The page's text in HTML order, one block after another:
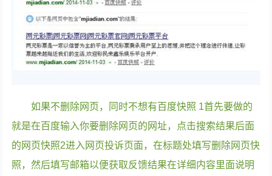
如果不删除网页，同时不想有百度快照 1首先要做的
就是在百度输入你要删除网页的网址，点击搜索结果后面
的网页快照2进入网页投诉页面，在标题处填写删除网页快
照，然后填写邮箱以便获取反馈结果在详细内容里面说明